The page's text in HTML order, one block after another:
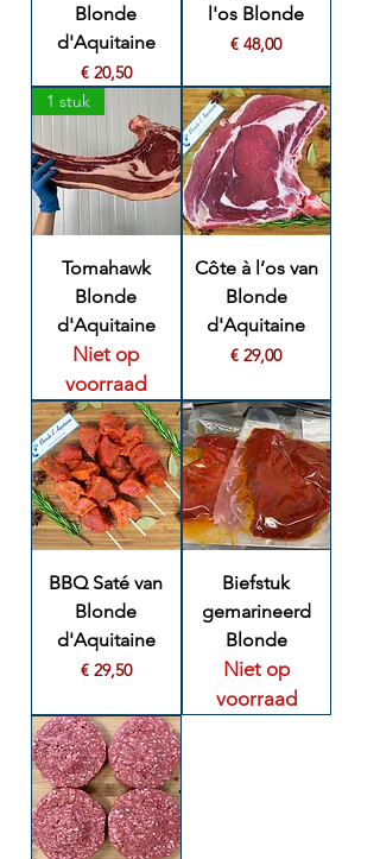
Blonde
d'Aquitaine
Prijs
€ 20,50
l'os Blonde
Prijs
€ 48,00
1 stuk
Tomahawk
Blonde
d'Aquitaine
Niet op
voorraad
Côte à l’os van
Blonde
d'Aquitaine
Prijs
€ 29,00
BBQ Saté van
Blonde
d'Aquitaine
Prijs
€ 29,50
Biefstuk
gemarineerd
Blonde
Niet op
voorraad